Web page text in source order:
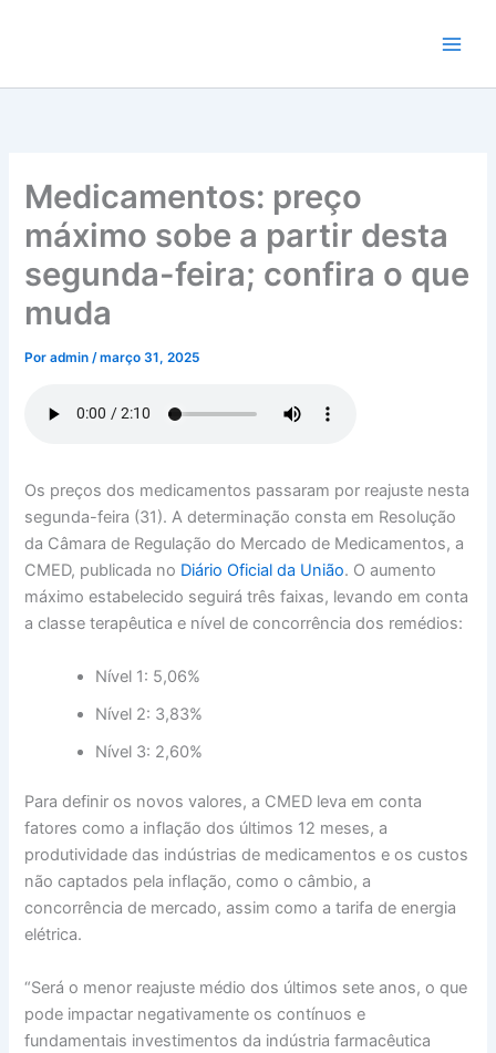
conteúdo
Medicamentos: preço
máximo sobe a partir desta
segunda-feira; confira o que
muda
Poradmin/março 31, 2025
Os preços dos medicamentos passaram por reajuste nesta
segunda-feira (31). A determinação consta em Resolução
da Câmara de Regulação do Mercado de Medicamentos, a
CMED, publicada no Diário Oficial da União. O aumento
máximo estabelecido seguirá três faixas, levando em conta
a classe terapêutica e nível de concorrência dos remédios:
Nível 1: 5,06%
Nível 2: 3,83%
Nível 3: 2,60%
Para definir os novos valores, a CMED leva em conta
fatores como a inflação dos últimos 12 meses, a
produtividade das indústrias de medicamentos e os custos
não captados pela inflação, como o câmbio, a
concorrência de mercado, assim como a tarifa de energia
elétrica.
“Será o menor reajuste médio dos últimos sete anos, o que
pode impactar negativamente os contínuos e
fundamentais investimentos da indústria farmacêutica